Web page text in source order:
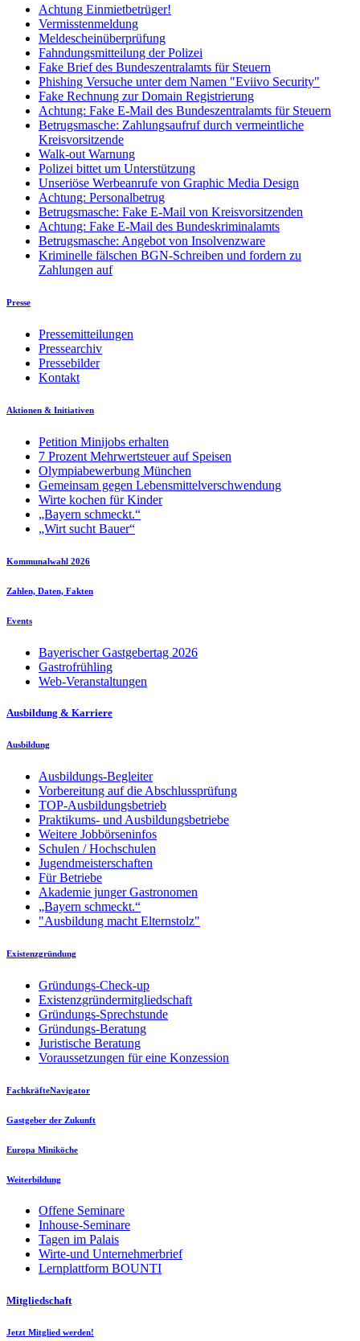
Achtung Einmietbetrüger!
Vermisstenmeldung
Meldescheinüberprüfung
Fahndungsmitteilung der Polizei
Fake Brief des Bundeszentralamts für Steuern
Phishing Versuche unter dem Namen "Eviivo Security"
Fake Rechnung zur Domain Registrierung
Achtung: Fake E-Mail des Bundeszentralamts für Steuern
Betrugsmasche: Zahlungsaufruf durch vermeintliche
Kreisvorsitzende
Walk-out Warnung
Polizei bittet um Unterstützung
Unseriöse Werbeanrufe von Graphic Media Design
Achtung: Personalbetrug
Betrugsmasche: Fake E-Mail von Kreisvorsitzenden
Achtung: Fake E-Mail des Bundeskriminalamts
Betrugsmasche: Angebot von Insolvenzware
Kriminelle fälschen BGN-Schreiben und fordern zu
Zahlungen auf
Presse
Pressemitteilungen
Pressearchiv
Pressebilder
Kontakt
Aktionen & Initiativen
Petition Minijobs erhalten
7 Prozent Mehrwertsteuer auf Speisen
Olympiabewerbung München
Gemeinsam gegen Lebensmittelverschwendung
Wirte kochen für Kinder
„Bayern schmeckt.“
„Wirt sucht Bauer“
Kommunalwahl 2026
Zahlen, Daten, Fakten
Events
Bayerischer Gastgebertag 2026
Gastrofrühling
Web-Veranstaltungen
Ausbildung & Karriere
Ausbildung
Ausbildungs-Begleiter
Vorbereitung auf die Abschlussprüfung
TOP-Ausbildungsbetrieb
Praktikums- und Ausbildungsbetriebe
Weitere Jobbörseninfos
Schulen / Hochschulen
Jugendmeisterschaften
Für Betriebe
Akademie junger Gastronomen
„Bayern schmeckt.“
"Ausbildung macht Elternstolz"
Existenzgründung
Gründungs-Check-up
Existenzgründermitgliedschaft
Gründungs-Sprechstunde
Gründungs-Beratung
Juristische Beratung
Voraussetzungen für eine Konzession
FachkräfteNavigator
Gastgeber der Zukunft
Europa Miniköche
Weiterbildung
Offene Seminare
Inhouse-Seminare
Tagen im Palais
Wirte-und Unternehmerbrief
Lernplattform BOUNTI
Mitgliedschaft
Jetzt Mitglied werden!